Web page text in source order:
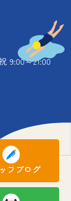
9:00～21:00
フブログ